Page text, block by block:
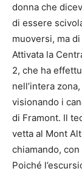
donna che
di essere
muoversi, ma
Attivata la
2, che ha
nell’intera
visionando i
di Framont. Il
vetta al Mont
chiamando,
Poiché